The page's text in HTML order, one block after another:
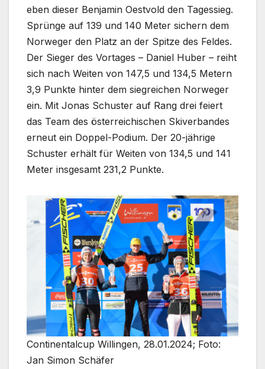
eben dieser Benjamin Oestvold den Tagessieg.
Sprünge auf 139 und 140 Meter sichern dem
Norweger den Platz an der Spitze des Feldes.
Der Sieger des Vortages – Daniel Huber – reiht
sich nach Weiten von 147,5 und 134,5 Metern
3,9 Punkte hinter dem siegreichen Norweger
ein. Mit Jonas Schuster auf Rang drei feiert
das Team des österreichischen Skiverbandes
erneut ein Doppel-Podium. Der 20-jährige
Schuster erhält für Weiten von 134,5 und 141
Meter insgesamt 231,2 Punkte.
Continentalcup Willingen, 28.01.2024; Foto:
Jan Simon Schäfer